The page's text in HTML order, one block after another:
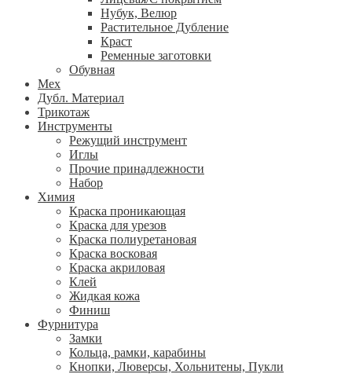
Нубук, Велюр
Растительное Дубление
Краст
Ременные заготовки
Обувная
Мех
Дубл. Материал
Трикотаж
Инструменты
Режущий инструмент
Иглы
Прочие принадлежности
Набор
Химия
Краска проникающая
Краска для урезов
Краска полиуретановая
Краска восковая
Краска акриловая
Клей
Жидкая кожа
Финиш
Фурнитура
Замки
Кольца, рамки, карабины
Кнопки, Люверсы, Хольнитены, Пукли